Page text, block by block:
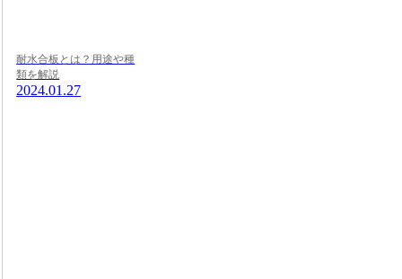
耐水合板とは？用途や種
類を解説
2024.01.27